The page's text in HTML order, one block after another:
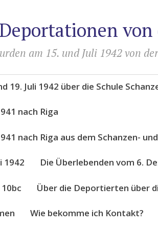
von
am 15. und Juli 1942 von
19. Juli 1942 über die Schule
nach Riga
nach Riga aus dem Schanzen-
1942 Die Überlebenden vom 6.
Über die Deportierten über
Wie bekomme ich Kontakt?